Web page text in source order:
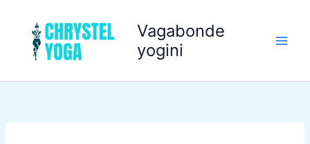
contenu
Vagabonde
yogini